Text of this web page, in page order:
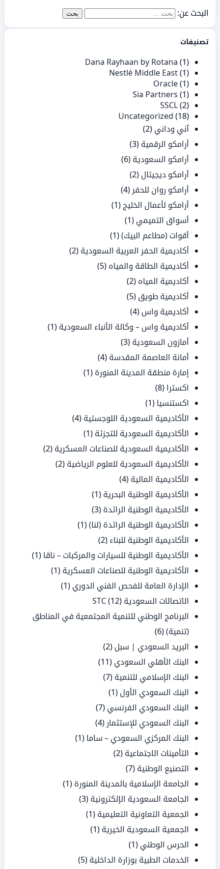
البحث عن:
تصنيفات
Dana Rayhaan by Rotana (1)
Nestlé Middle East(1)
Oracle(1)
Sia Partners (1)
SSCL(2)
Uncategorized (18)
آني وداني (2)
أرامكو الرقمية (3)
أرامكو السعودية (6)
أرامكو ديجيتال (2)
أرامكو روان للحفر (4)
أرامكو لأعمال الخليج (1)
أسواق التميمي (1)
أقوات (مطاعم البيك)(1)
أكاديمية الحفر العربية السعودية (2)
أكاديمية الطاقة والمياه (5)
أكاديمية المياه (2)
أكاديمية طويق (5)
أكاديمية واس (4)
أكاديمية واس – وكالة الأنباء السعودية (1)
أمازون السعودية (3)
أمانة العاصمة المقدسة (4)
إمارة منطقة المدينة المنورة (1)
اكسترا (8)
اكستنسيا (1)
الأكاديمية السعودية اللوجستية (4)
الأكاديمية السعودية للتجزئة (1)
الأكاديمية السعودية للصناعات العسكرية (2)
الأكاديمية السعودية للعلوم الرياضية (2)
الأكاديمية المالية (4)
الأكاديمية الوطنية البحرية (1)
الأكاديمية الوطنية الرائدة (3)
الأكاديمية الوطنية الرائدة (لنا)(1)
الأكاديمية الوطنية للبناء (2)
الأكاديمية الوطنية للسيارات والمركبات – ناڤا (1)
الأكاديمية الوطنية للصناعات العسكرية (1)
الإدارة العامة للفحص الفني الدوري (1)
الاتصالات السعودية STC (12)
البرنامج الوطني للتنمية المجتمعية في المناطق
(تنمية)(6)
البريد السعودي | سبل (2)
البنك الأهلي السعودي (11)
البنك الإسلامي للتنمية (7)
البنك السعودي الأول (1)
البنك السعودي الفرنسي (7)
البنك السعودي للإستثمار (4)
البنك المركزي السعودي – ساما (1)
التأمينات الاجتماعية (2)
التصنيع الوطنية (7)
الجامعة الإسلامية بالمدينة المنورة (1)
الجامعة السعودية الإلكترونية (3)
الجمعية التعاونية التعليمية (1)
الجمعية السعودية الخيرية (1)
الحرس الوطني (1)
الخدمات الطبية بوزارة الداخلية (5)